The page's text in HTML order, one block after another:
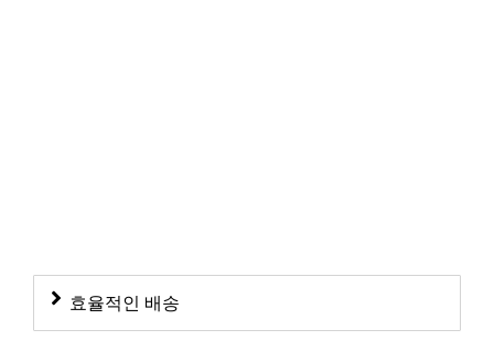
효율적인 배송